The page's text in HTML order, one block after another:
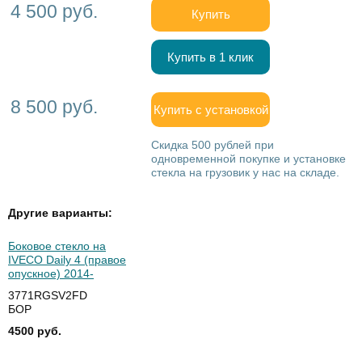
4 500 руб. Купить
Купить в 1 клик
8 500 руб. Купить с установкой
Скидка 500 рублей при
одновременной покупке и установке
стекла на грузовик у нас на складе.
Другие варианты:
Боковое стекло на
IVECO Daily 4 (правое
опускное) 2014-
3771RGSV2FD
БОР
4500 руб.